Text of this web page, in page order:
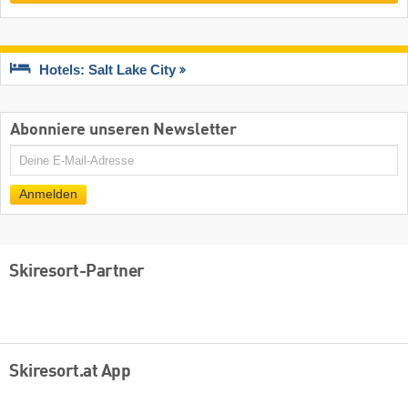
Hotels: Salt Lake City
Abonniere unseren Newsletter
E-
Anmelden
Skiresort-Partner
Skiresort.at App